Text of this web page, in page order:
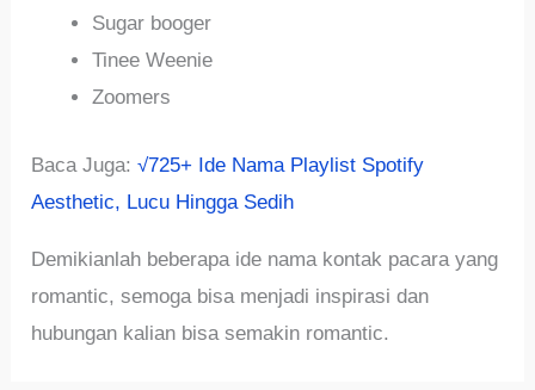
Sugar booger
Tinee Weenie
Zoomers
Baca Juga:√725+ Ide Nama Playlist Spotify
Aesthetic, Lucu Hingga Sedih
Demikianlah beberapa ide nama kontak pacara yang
romantic, semoga bisa menjadi inspirasi dan
hubungan kalian bisa semakin romantic.